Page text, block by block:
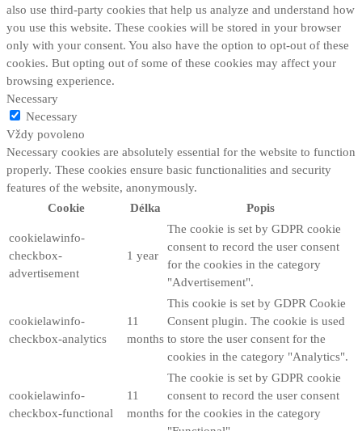
also use third-party cookies that help us analyze and understand how
you use this website. These cookies will be stored in your browser
only with your consent. You also have the option to opt-out of these
cookies. But opting out of some of these cookies may affect your
browsing experience.
Necessary
Necessary
Vždy povoleno
Necessary cookies are absolutely essential for the website to function
properly. These cookies ensure basic functionalities and security
features of the website, anonymously.
Cookie
Délka Popis
cookielawinfo-
checkbox-
advertisement
1 year
The cookie is set by GDPR cookie
consent to record the user consent
for the cookies in the category
"Advertisement".
cookielawinfo-
checkbox-analytics
11
months
This cookie is set by GDPR Cookie
Consent plugin. The cookie is used
to store the user consent for the
cookies in the category "Analytics".
cookielawinfo-
checkbox-functional
11
months
The cookie is set by GDPR cookie
consent to record the user consent
for the cookies in the category